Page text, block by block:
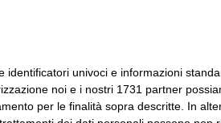
univoci e informazioni
noi e i nostri 1731 partner
per le finalità sopra descritte. In